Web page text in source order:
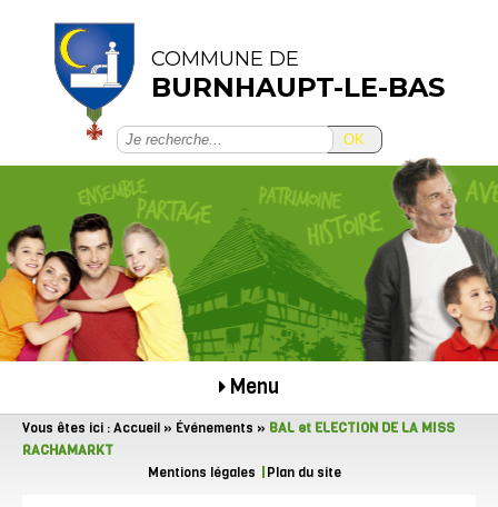
COMMUNE DE
BURNHAUPT-LE-BAS
OK
Menu
Vous êtes ici :Accueil » Événements » BAL et ELECTION DE LA MISS
RACHAMARKT
Mentions légales
Plan du site